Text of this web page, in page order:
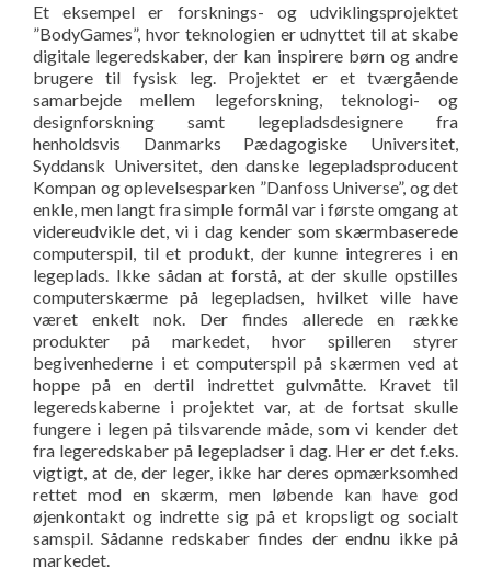
Et eksempel er forsknings- og udviklingsprojektet
”BodyGames”, hvor teknologien er udnyttet til at skabe
digitale legeredskaber, der kan inspirere børn og andre
brugere til fysisk leg. Projektet er et tværgående
samarbejde mellem legeforskning, teknologi- og
designforskning samt legepladsdesignere fra
henholdsvis Danmarks Pædagogiske Universitet,
Syddansk Universitet, den danske legepladsproducent
Kompan og oplevelsesparken ”Danfoss Universe”, og det
enkle, men langt fra simple formål var i første omgang at
videreudvikle det, vi i dag kender som skærmbaserede
computerspil, til et produkt, der kunne integreres i en
legeplads. Ikke sådan at forstå, at der skulle opstilles
computerskærme på legepladsen, hvilket ville have
været enkelt nok. Der findes allerede en række
produkter på markedet, hvor spilleren styrer
begivenhederne i et computerspil på skærmen ved at
hoppe på en dertil indrettet gulvmåtte. Kravet til
legeredskaberne i projektet var, at de fortsat skulle
fungere i legen på tilsvarende måde, som vi kender det
fra legeredskaber på legepladser i dag. Her er det f.eks.
vigtigt, at de, der leger, ikke har deres opmærksomhed
rettet mod en skærm, men løbende kan have god
øjenkontakt og indrette sig på et kropsligt og socialt
samspil. Sådanne redskaber findes der endnu ikke på
markedet.